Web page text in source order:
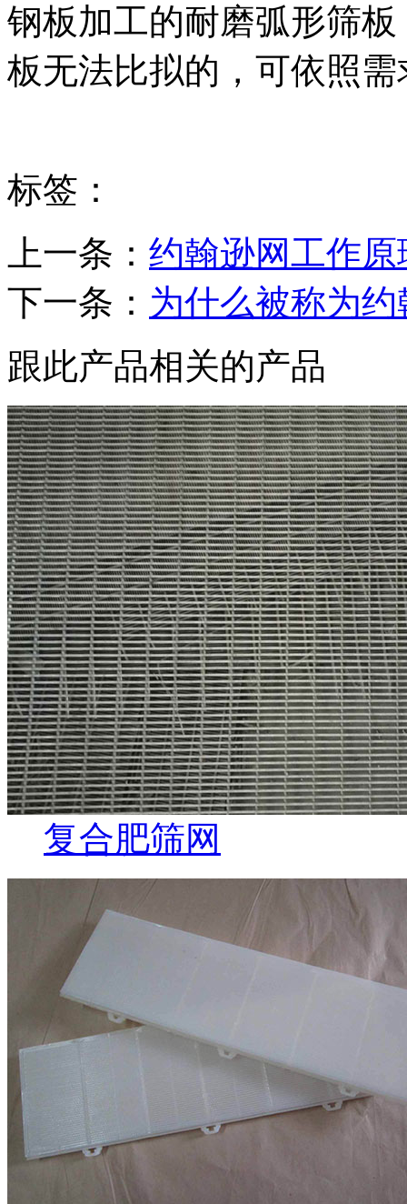
钢板加工的耐磨弧形筛
板无法比拟的，可依照
标签：
上一条： 约翰逊网工作原
下一条： 为什么被称为
跟此产品相关的产品
复合肥筛网